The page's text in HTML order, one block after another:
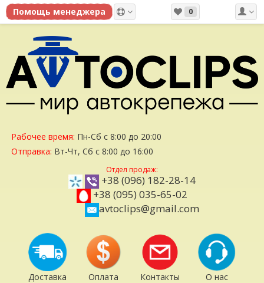
0
Рабочее время: Пн-Сб с 8:00 до 20:00
Отправка: Вт-Чт, Сб с 8:00 до 16:00
Отдел продаж:
+38 (096) 182-28-14
+38 (095) 035-65-02
avtoclips@gmail.com
Доставка Оплата Контакты О нас